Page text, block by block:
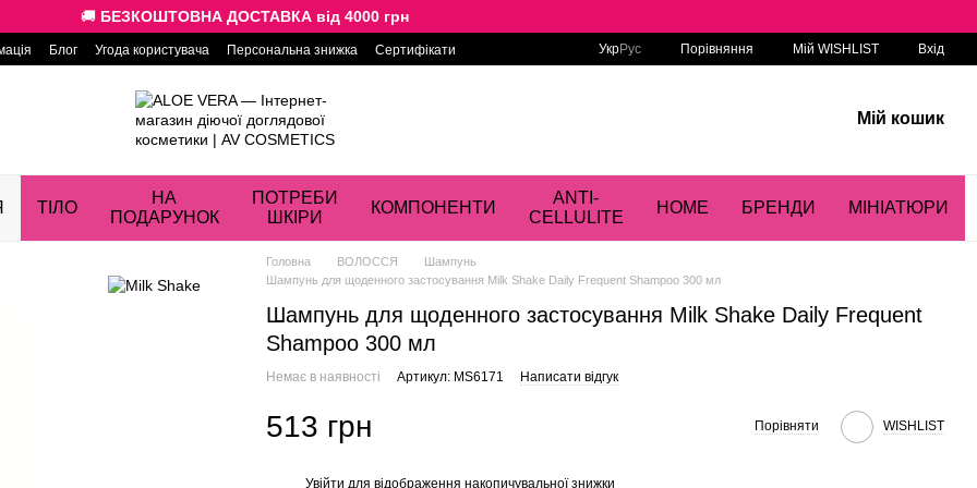
🚚 БЕЗКОШТОВНА ДОСТАВКА від 4000 грн
Блог Угода користувача Персональна знижка Сертифікати УкрРус Порівняння Мій WISHLIST Вхід
Мій кошик
ТІЛО
НА
ПОДАРУНОК
ПОТРЕБИ
ШКІРИ
КОМПОНЕНТИ
ANTI-
CELLULITE
HOME БРЕНДИ МІНІАТЮРИ
Головна ВОЛОССЯ
Шампунь
Шампунь для щоденного застосування Milk Shake Daily Frequent Shampoo 300 мл
Шампунь для щоденного застосування Milk Shake Daily Frequent
Shampoo 300 мл
Немає в наявності Артикул: MS6171 Написати відгук
513 грн Порівняти WISHLIST
Увійти для відображення накопичувальної знижки